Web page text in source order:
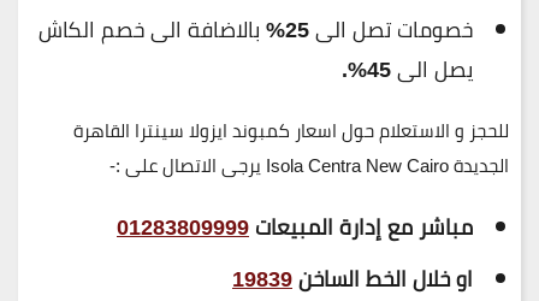
خصومات تصل الى25%
بالاضافة الى خصم الكاش
يصل الى
للحجز و الاستعلام حول اسعار كمبوند ايزولا سينترا القاهرة
الجديدة Isola Centra New Cairo يرجى الاتصال على :-
مباشر مع إدارة المبيعات01283809999
او خلال الخط الساخن19839